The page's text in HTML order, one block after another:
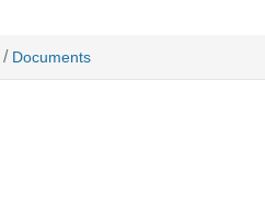
/ Documents